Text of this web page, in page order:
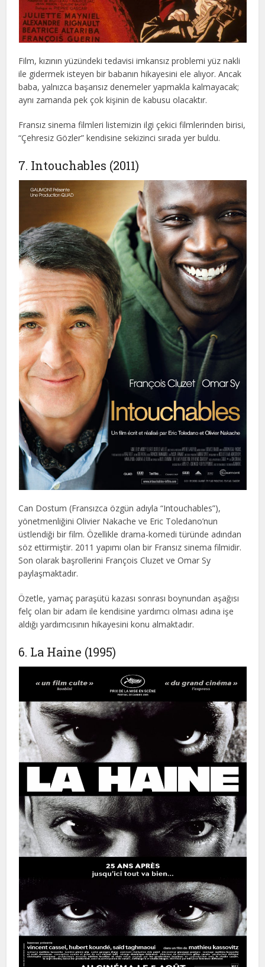
Film, kızının yüzündeki tedavisi imkansız problemi yüz nakli
ile gidermek isteyen bir babanın hikayesini ele alıyor. Ancak
baba, yalnızca başarısız denemeler yapmakla kalmayacak;
aynı zamanda pek çok kişinin de kabusu olacaktır.
Fransız sinema filmleri listemizin ilgi çekici filmlerinden birisi,
“Çehresiz Gözler” kendisine sekizinci sırada yer buldu.
7. Intouchables (2011)
Can Dostum (Fransızca özgün adıyla “Intouchables”),
yönetmenliğini Olivier Nakache ve Eric Toledano’nun
üstlendiği bir film. Özellikle drama-komedi türünde adından
söz ettirmiştir. 2011 yapımı olan bir Fransız sinema filmidir.
Son olarak başrollerini François Cluzet ve Omar Sy
paylaşmaktadır.
Özetle, yamaç paraşütü kazası sonrası boynundan aşağısı
felç olan bir adam ile kendisine yardımcı olması adına işe
aldığı yardımcısının hikayesini konu almaktadır.
6. La Haine (1995)